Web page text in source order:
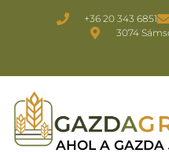
+36 20 343 6851
3074
AHOL A GAZDA